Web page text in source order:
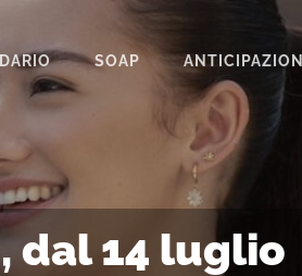
SOAP
BEAUTIFUL
IL PARADISO DELLE SIGNORE
SEGRETI DI FAMIGLIA
ANTICIPAZIONI
dal 14 luglio